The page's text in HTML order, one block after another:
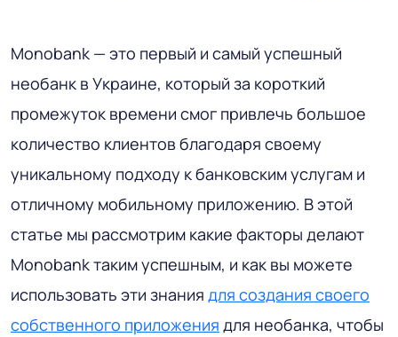
Monobank — это первый и самый успешный
необанк в Украине, который за короткий
промежуток времени смог привлечь большое
количество клиентов благодаря своему
уникальному подходу к банковским услугам и
отличному мобильному приложению. В этой
статье мы рассмотрим какие факторы делают
Monobank таким успешным, и как вы можете
использовать эти знания для создания своего
собственного приложения для необанка, чтобы